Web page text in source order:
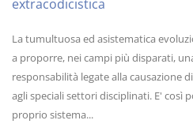
extracodicistica
La tumultuosa ed asistematica
a proporre, nei campi più disparati,
responsabilità legate alla causazione
agli speciali settori disciplinati. E' così
proprio sistema...